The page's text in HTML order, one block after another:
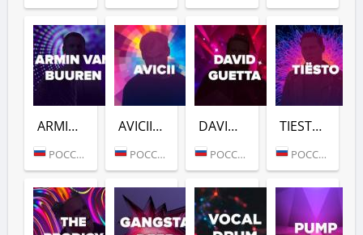
ARMIN VAN BUUREN (DFM)
РОССИЯ (МОСКВА)
AVICII (DFM)
РОССИЯ (МОСКВА)
DAVID GUETTA (DFM)
РОССИЯ (МОСКВА)
TIESTO (DFM)
РОССИЯ (МОСКВА)